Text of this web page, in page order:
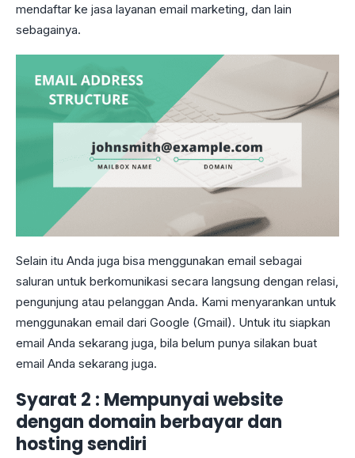
mendaftar ke jasa layanan email marketing, dan lain
sebagainya.
Selain itu Anda juga bisa menggunakan email sebagai
saluran untuk berkomunikasi secara langsung dengan relasi,
pengunjung atau pelanggan Anda. Kami menyarankan untuk
menggunakan email dari Google (Gmail). Untuk itu siapkan
email Anda sekarang juga, bila belum punya silakan buat
email Anda sekarang juga.
Syarat 2 : Mempunyai website
dengan domain berbayar dan
hosting sendiri